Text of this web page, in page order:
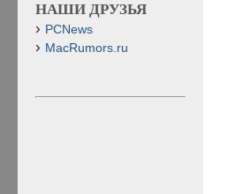
НАШИ ДРУЗЬЯ
PCNews
MacRumors.ru